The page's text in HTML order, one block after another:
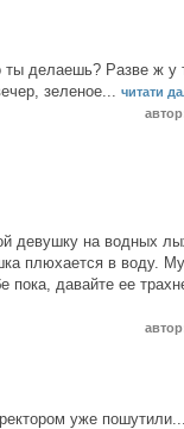
ты делаешь? Разве ж у
зеленое... читати
девушку на водных
плюхается в воду.
пока, давайте ее
уже пошутили...